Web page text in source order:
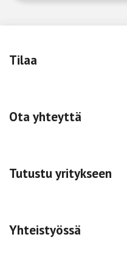
Tilaa
Ota yhteyttä
Tutustu yritykseen
Yhteistyössä